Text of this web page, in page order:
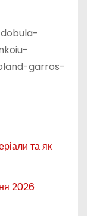
garros-
та як
2026